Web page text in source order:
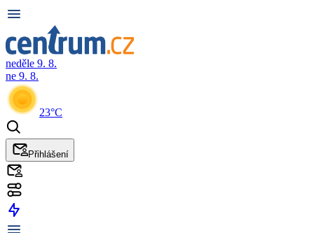
neděle 9. 8.
ne 9. 8.
23°C
Přihlášení